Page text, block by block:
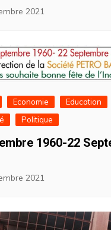
2021
Economie Education
Politique
1960-22
2021